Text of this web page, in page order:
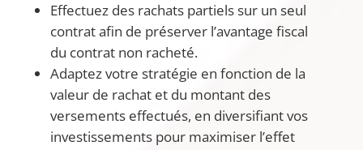
Effectuez des rachats partiels sur un seul
contrat afin de préserver l’avantage fiscal
du contrat non racheté.
Adaptez votre stratégie en fonction de la
valeur de rachat et du montant des
versements effectués, en diversifiant vos
investissements pour maximiser l’effet